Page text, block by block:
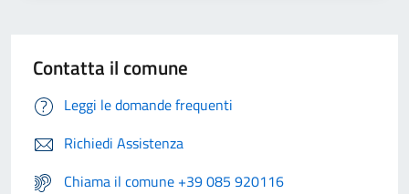
Contatta il comune
Leggi le domande frequenti
Richiedi Assistenza
Chiama il comune +39 085 920116